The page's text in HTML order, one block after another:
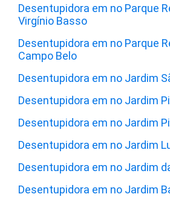
Desentupidora em no Parque
Virgínio Basso
Desentupidora em no Parque
Campo Belo
Desentupidora em no Jardim
Desentupidora em no Jardim
Desentupidora em no Jardim
Desentupidora em no Jardim
Desentupidora em no Jardim
Desentupidora em no Jardim